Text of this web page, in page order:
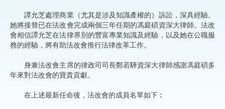
譚允芝處理商業（尤其是涉及知識產權的）訴訟，深具經驗。
她將接替已在法改會完成兩個三年任期的馮庭碩資深大律師。法改
會相信譚允芝在法律界別的豐富專業知識及經驗，以及她在公職服
務的經驗，將有助法改會推行法律改革工作。
身兼法改會主席的律政司司長鄭若驊資深大律師感謝馮庭碩多
年來對法改會的寶貴貢獻。
在上述最新任命後，法改會的成員名單如下︰